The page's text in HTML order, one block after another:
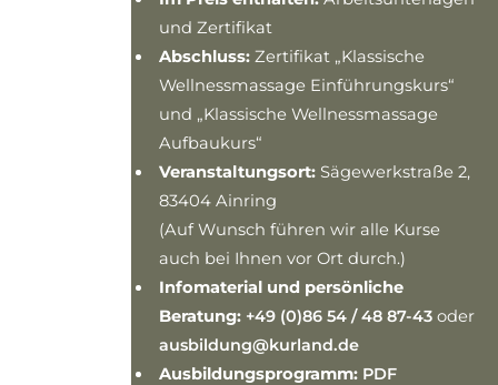
und Zertifikat
Abschluss: Zertifikat „Klassische
Wellnessmassage Einführungskurs“
und „Klassische Wellnessmassage
Aufbaukurs“
Veranstaltungsort: Sägewerkstraße 2,
83404 Ainring
(Auf Wunsch führen wir alle Kurse
auch bei Ihnen vor Ort durch.)
Infomaterial und persönliche
Beratung: +49 (0)86 54 / 48 87-43 oder
ausbildung@kurland.de
Ausbildungsprogramm: PDF